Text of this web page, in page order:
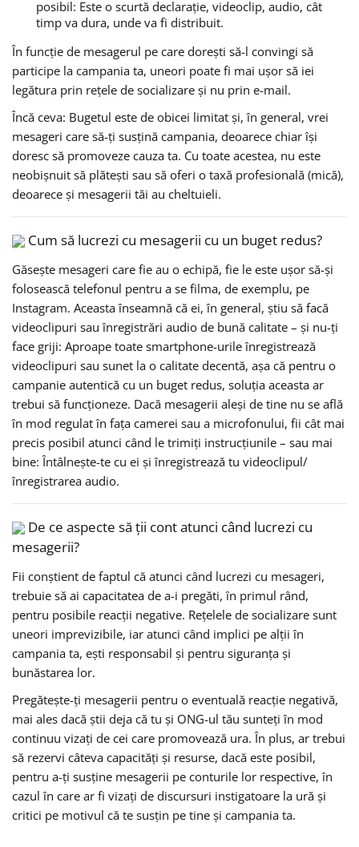
posibil: Este o scurtă declarație, videoclip, audio, cât
timp va dura, unde va fi distribuit.
În funcție de mesagerul pe care dorești să-l convingi să
participe la campania ta, uneori poate fi mai ușor să iei
legătura prin rețele de socializare și nu prin e-mail.
Încă ceva: Bugetul este de obicei limitat și, în general, vrei
mesageri care să-ți susțină campania, deoarece chiar își
doresc să promoveze cauza ta. Cu toate acestea, nu este
neobișnuit să plătești sau să oferi o taxă profesională (mică),
deoarece și mesagerii tăi au cheltuieli.
Cum să lucrezi cu mesagerii cu un buget redus?
Găsește mesageri care fie au o echipă, fie le este ușor să-și
folosească telefonul pentru a se filma, de exemplu, pe
Instagram. Aceasta înseamnă că ei, în general, știu să facă
videoclipuri sau înregistrări audio de bună calitate – și nu-ți
face griji: Aproape toate smartphone-urile înregistrează
videoclipuri sau sunet la o calitate decentă, așa că pentru o
campanie autentică cu un buget redus, soluția aceasta ar
trebui să funcționeze. Dacă mesagerii aleși de tine nu se află
în mod regulat în fața camerei sau a microfonului, fii cât mai
precis posibil atunci când le trimiți instrucțiunile – sau mai
bine: Întâlnește-te cu ei și înregistrează tu videoclipul/
înregistrarea audio.
De ce aspecte să ții cont atunci când lucrezi cu
mesagerii?
Fii conștient de faptul că atunci când lucrezi cu mesageri,
trebuie să ai capacitatea de a-i pregăti, în primul rând,
pentru posibile reacții negative. Rețelele de socializare sunt
uneori imprevizibile, iar atunci când implici pe alții în
campania ta, ești responsabil și pentru siguranța și
bunăstarea lor.
Pregătește-ți mesagerii pentru o eventuală reacție negativă,
mai ales dacă știi deja că tu și ONG-ul tău sunteți în mod
continuu vizați de cei care promovează ura. În plus, ar trebui
să rezervi câteva capacități și resurse, dacă este posibil,
pentru a-ți susține mesagerii pe conturile lor respective, în
cazul în care ar fi vizați de discursuri instigatoare la ură și
critici pe motivul că te susțin pe tine și campania ta.